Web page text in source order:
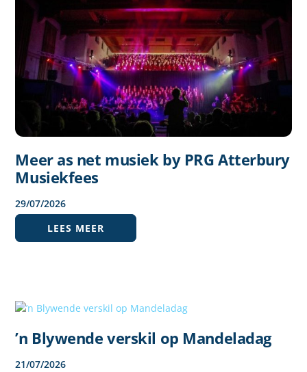
Meer as net musiek by PRG Atterbury
Musiekfees
29/07/2026
LEES MEER
’n Blywende verskil op Mandeladag
21/07/2026